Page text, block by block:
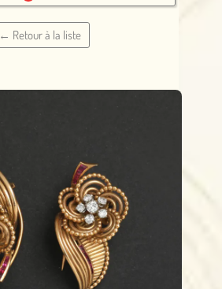
← Retour à la liste